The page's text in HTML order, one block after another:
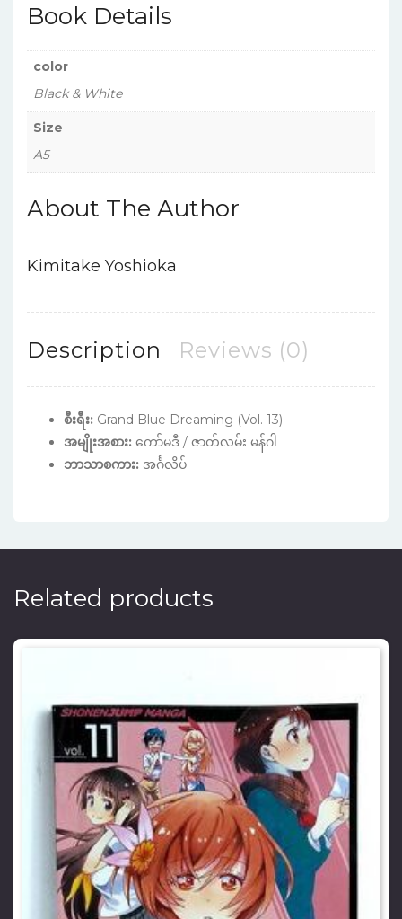
Book Details
color
Black & White
Size
A5
About The Author
Kimitake Yoshioka
Description Reviews (0)
စီးရီး: Grand Blue Dreaming (Vol. 13)
အမျိုးအစား: ကော်မဒီ / ဇာတ်လမ်း မန်ဂါ
ဘာသာစကား: အင်္ဂလိပ်
Related products